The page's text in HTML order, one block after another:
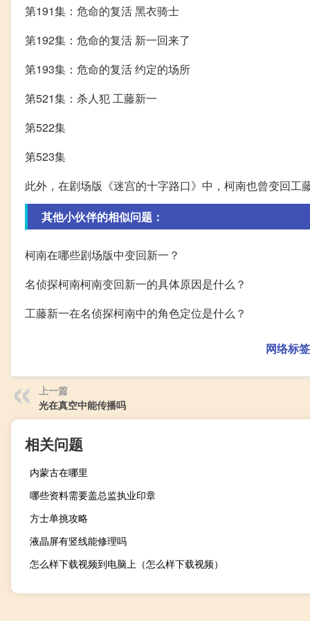
第191集：危命的复活 黑衣骑士
第192集：危命的复活 新一回来了
第193集：危命的复活 约定的场所
第521集：杀人犯 工藤新一
第522集
第523集
此外，在剧场版《迷宫的十字路口》中，柯南也曾变回工
其他小伙伴的相似问题：
柯南在哪些剧场版中变回新一？
名侦探柯南柯南变回新一的具体原因是什么？
工藤新一在名侦探柯南中的角色定位是什么？
网络标
上一篇
光在真空中能传播吗
相关问题
内蒙古在哪里
哪些资料需要盖总监执业印章
方士单挑攻略
液晶屏有竖线能修理吗
怎么样下载视频到电脑上（怎么样下载视频）